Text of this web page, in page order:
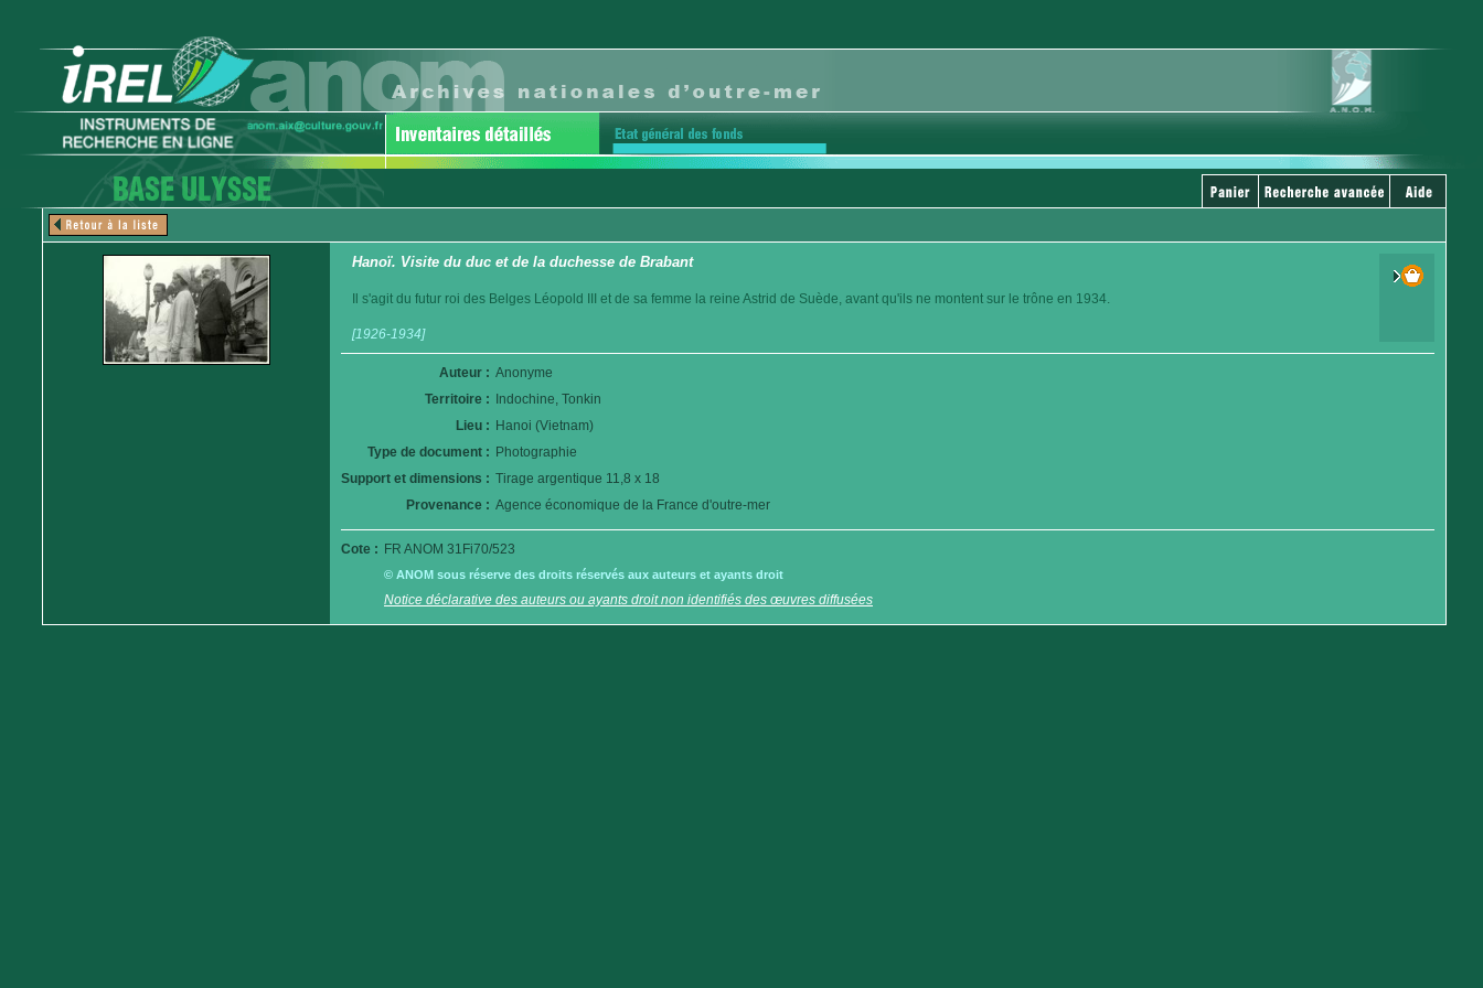
Hanoï. Visite du duc et de la duchesse de Brabant
Il s'agit du futur roi des Belges Léopold III et de sa femme la reine Astrid de Suède, avant qu'ils ne montent sur le trône en 1934.
[1926-1934]
Auteur : Anonyme
Territoire :
Indochine, Tonkin
Lieu : Hanoi (Vietnam)
Type de document : Photographie
Support et dimensions : Tirage argentique 11,8 x 18
Provenance : Agence économique de la France d'outre-mer
Cote : FR ANOM 31Fi70/523
© ANOM sous réserve des droits réservés aux auteurs et ayants droit
Notice déclarative des auteurs ou ayants droit non identifiés des œuvres diffusées